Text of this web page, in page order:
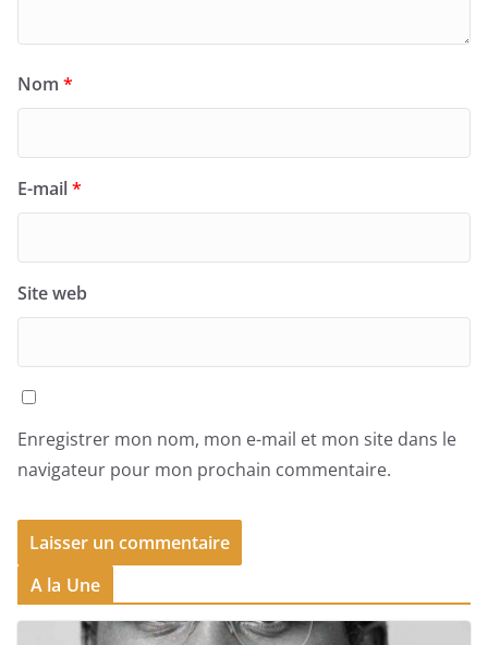
Nom *
E-mail*
Site web
Enregistrer mon nom, mon e-mail et mon site dans le
navigateur pour mon prochain commentaire.
A la Une